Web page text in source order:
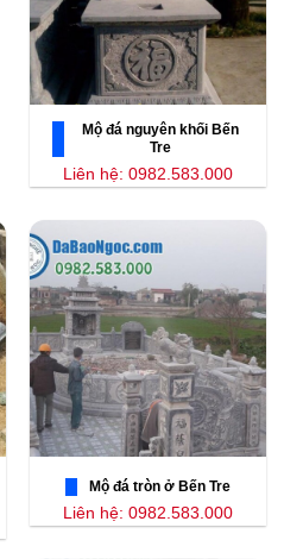
Mộ đá nguyên khối Bến
Tre
Liên hệ: 0982.583.000
Mộ đá tròn ở Bến Tre
Liên hệ: 0982.583.000